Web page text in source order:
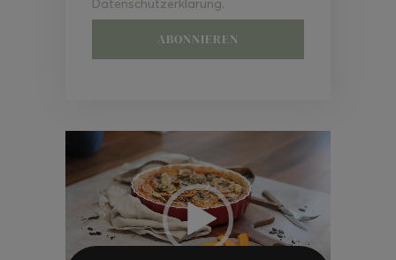
Datenschutzerklärung.
Video-